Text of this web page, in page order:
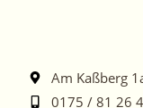
Am Kaßberg
0175 / 81 26